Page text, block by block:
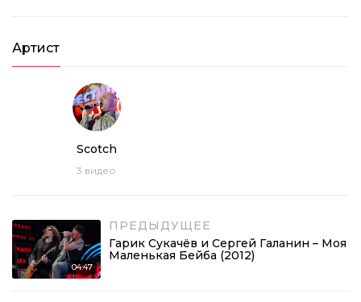
Артист
Scotch
3 видео
04:47
ПРЕДЫДУЩЕЕ
Гарик Сукачёв и Сергей Галанин – Моя
Маленькая Бейба (2012)